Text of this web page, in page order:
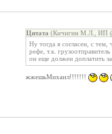
Цитата (Кичигин М.Л., ИП
Ну тогда я согласен, с
рефе, т.к.
он еще должен доплатить
жжешьМихаил!!!!!!!